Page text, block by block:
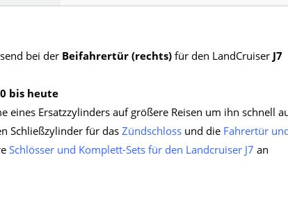
bei der Beifahrertür (rechts) für den LandCruiser J7
bis heute
eines Ersatzzylinders auf größere Reisen um ihn schnell
Schließzylinder für dasZündschloss und die Fahrertür
Schlösser und Komplett-Sets für den Landcruiser J7 an